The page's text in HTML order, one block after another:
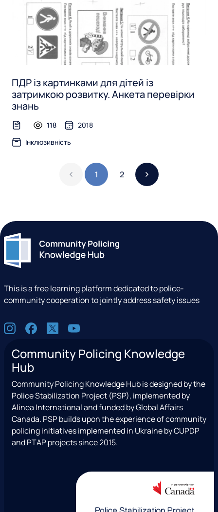
ПДР із картинками для дітей із
затримкою розвитку. Анкета перевірки
знань
text-file118
2018
Інклюзивність
1 2
This is a free learning platform dedicated to police-
community cooperation to jointly address safety issues
S
oI
s
a
g
a
m
F
c
e
b
o
o
k
X
e
T
w
i
t
t
e
Y
u
u
b
e
Community Policing Knowledge
Hub
Community Policing Knowledge Hub is designed by the
Police Stabilization Project (PSP), implemented by
Alinea International and funded by Global Affairs
Canada. PSP builds upon the experience of community
policing initiatives implemented in Ukraine by CUPDP
and PTAP projects since 2015.